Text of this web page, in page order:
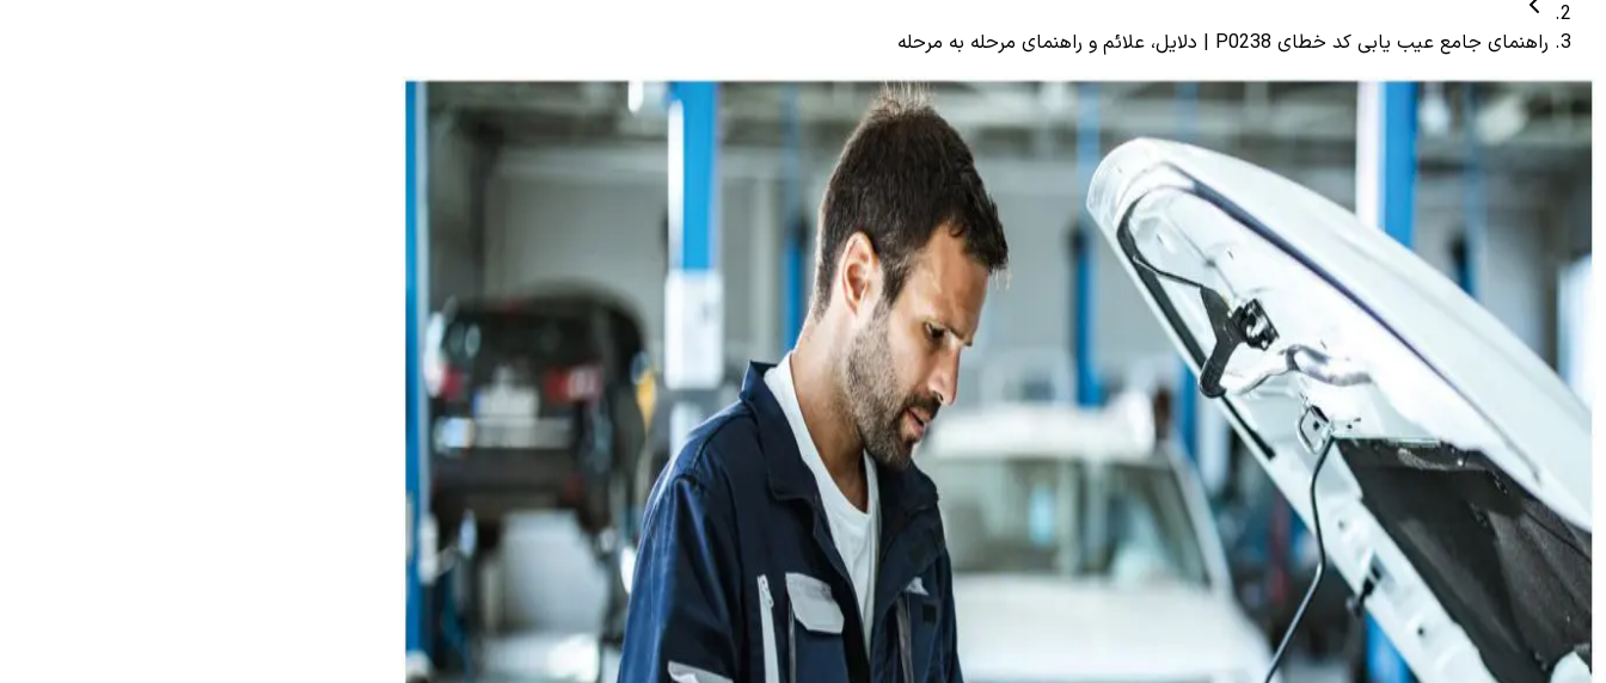
راهنمای جامع عیب یابی کد خطای P0238 | دلایل، علائم و راهنمای مرحله به مرحله